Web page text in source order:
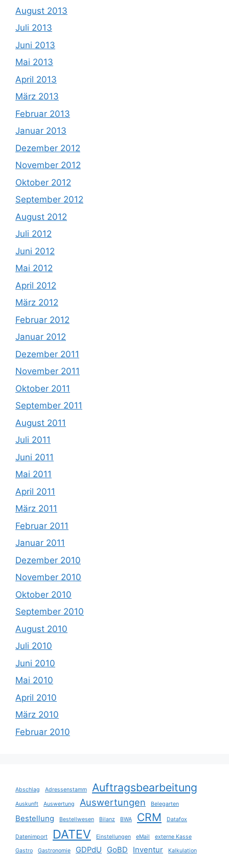
August 2013
Juli 2013
Juni 2013
Mai 2013
April 2013
März 2013
Februar 2013
Januar 2013
Dezember 2012
November 2012
Oktober 2012
September 2012
August 2012
Juli 2012
Juni 2012
Mai 2012
April 2012
März 2012
Februar 2012
Januar 2012
Dezember 2011
November 2011
Oktober 2011
September 2011
August 2011
Juli 2011
Juni 2011
Mai 2011
April 2011
März 2011
Februar 2011
Januar 2011
Dezember 2010
November 2010
Oktober 2010
September 2010
August 2010
Juli 2010
Juni 2010
Mai 2010
April 2010
März 2010
Februar 2010
Abschlag Adressenstamm Auftragsbearbeitung
Auskunft Auswertung Auswertungen Belegarten
Bestellung Bestellwesen Bilanz BWA CRM Datafox
Datenimport DATEV Einstellungen eMail externe Kasse
Gastro Gastronomie GDPdU GoBD Inventur Kalkulation